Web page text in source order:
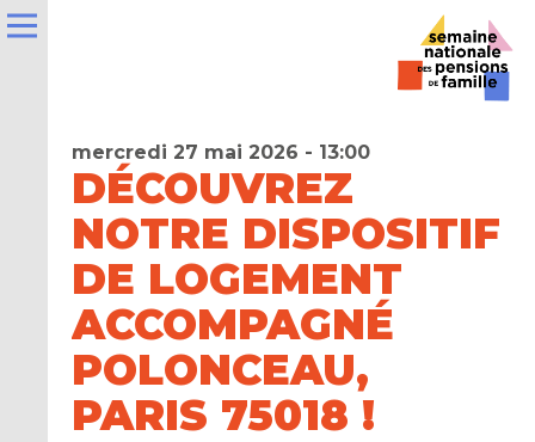
mercredi 27 mai 2026 - 13:00
DÉCOUVREZ
NOTRE DISPOSITIF
DE LOGEMENT
ACCOMPAGNÉ
POLONCEAU,
PARIS 75018 !